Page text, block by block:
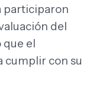
participaron
del
que el
cumplir con su